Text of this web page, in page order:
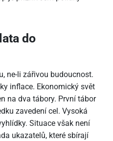
do
ne-li zářivou budoucnost.
inflace. Ekonomický svět
na dva tábory. První tábor
zavedení cel. Vysoká
Situace však není
ukazatelů, které sbírají